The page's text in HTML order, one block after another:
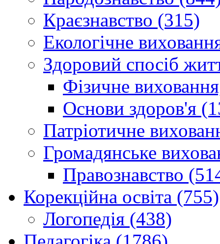
Краєзнавство (315)
Екологічне
Здоровий спосіб
Фізичне
Основи здоров'я
Патріотичне
Громадянське
Правознавство
Корекційна освіта (755)
Логопедія (438)